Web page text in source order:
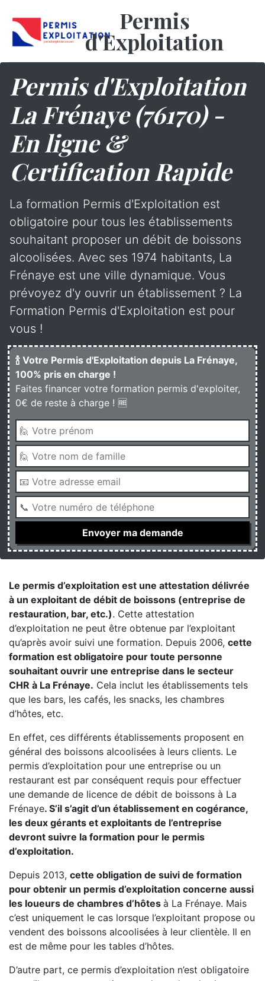
Permis
d'Exploitation
Permis d'Exploitation
La Frénaye (76170) -
En ligne &
Certification Rapide
La formation Permis d'Exploitation est
obligatoire pour tous les établissements
souhaitant proposer un débit de boissons
alcoolisées. Avec ses 1974 habitants, La
Frénaye est une ville dynamique. Vous
prévoyez d'y ouvrir un établissement ? La
Formation Permis d'Exploitation est pour
vous !
🍾 Votre Permis d'Exploitation depuis La Frénaye,
100% pris en charge !
Faites financer votre formation permis d'exploiter,
0€ de reste à charge ! 🆓
Le permis d’exploitation est une attestation délivrée
à un exploitant de débit de boissons (entreprise de
restauration, bar, etc.). Cette attestation
d’exploitation ne peut être obtenue par l’exploitant
qu’après avoir suivi une formation. Depuis 2006, cette
formation est obligatoire pour toute personne
souhaitant ouvrir une entreprise dans le secteur
CHR à La Frénaye. Cela inclut les établissements tels
que les bars, les cafés, les snacks, les chambres
d’hôtes, etc.
En effet, ces différents établissements proposent en
général des boissons alcoolisées à leurs clients. Le
permis d’exploitation pour une entreprise ou un
restaurant est par conséquent requis pour effectuer
une demande de licence de débit de boissons à La
Frénaye. S’il s’agit d’un établissement en cogérance,
les deux gérants et exploitants de l’entreprise
devront suivre la formation pour le permis
d’exploitation.
Depuis 2013, cette obligation de suivi de formation
pour obtenir un permis d’exploitation concerne aussi
les loueurs de chambres d’hôtes à La Frénaye. Mais
c’est uniquement le cas lorsque l’exploitant propose ou
vendent des boissons alcoolisées à leur clientèle. Il en
est de même pour les tables d’hôtes.
D’autre part, ce permis d’exploitation n’est obligatoire